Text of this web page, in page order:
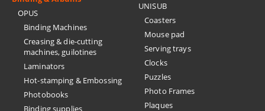
OPUS
Binding Machines
Creasing & die-cutting
machines, guilotines
Laminators
Hot-stamping & Embossing
Photobooks
Binding supplies
UNISUB
Coasters
Mouse pad
Serving trays
Clocks
Puzzles
Photo Frames
Plaques